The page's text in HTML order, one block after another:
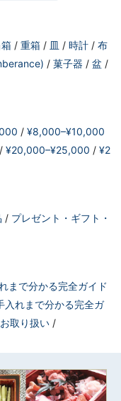
重箱 皿 時計
布
菓子器
盆
¥8,000–¥10,000
¥20,000–¥25,000
¥2
プレゼント・ギフト・
まで分かる完全ガイド
入れまで分かる完全ガ
取り扱い